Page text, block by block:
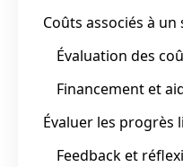
Coûts associés à
Évaluation des
Financement et
Évaluer les progrès
Feedback et